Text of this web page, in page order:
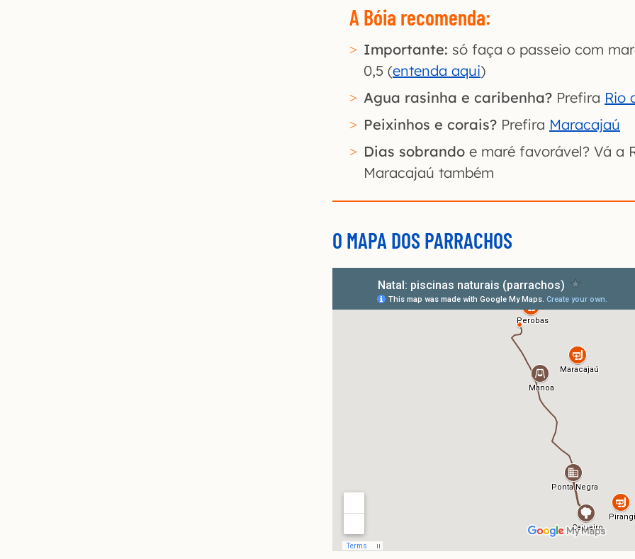
A Bóia recomenda:
Importante: só faça o passeio com
0,5 (entenda aqui)
Agua rasinha e caribenha? Prefira Rio
Peixinhos e corais? Prefira Maracajaú
Dias sobrando e maré favorável? Vá a
Maracajaú também
O MAPA DOS PARRACHOS